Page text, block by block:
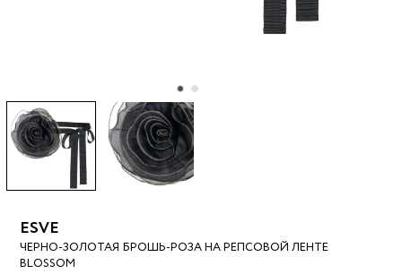
ESVE
ЧЕРНО-ЗОЛОТАЯ БРОШЬ-РОЗА НА РЕПСОВОЙ ЛЕНТЕ
BLOSSOM